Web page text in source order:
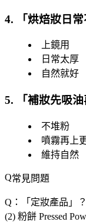
4. 「烘焙妝日
上鏡用
日常太厚
自然就好
5. 「補妝先吸
不堆粉
噴霧再上
維持自然
常見問題
Q：「 定妝產品 」？
(2) 粉餅 Pressed